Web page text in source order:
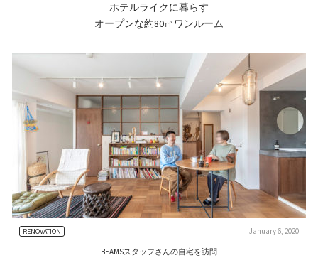
ホテルライクに暮らす
オープンな約80㎡ワンルーム
RENOVATION January 6, 2020
BEAMSスタッフさんの自宅を訪問